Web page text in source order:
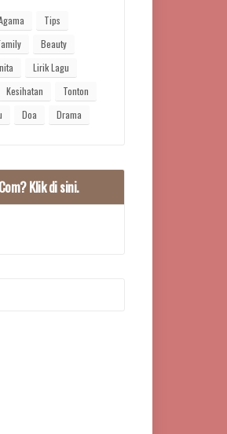
Tips
Beauty
Lirik Lagu
Kesihatan
Tonton
Doa Drama
Klik di sini.